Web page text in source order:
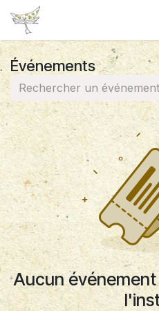
Se rendre au contenu
Événements
Aucun